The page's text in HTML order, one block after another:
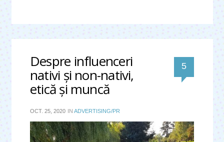
Despre influenceri
nativi şi non-nativi,
etică şi muncă
5
OCT. 25, 2020 IN ADVERTISING/PR